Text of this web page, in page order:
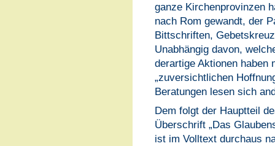
ganze Kirchenprovinzen
nach Rom gewandt, der
Bittschriften,
Unabhängig davon,
derartige Aktionen haben
„zuversichtlichen
Beratungen lesen sich
Dem folgt der Hauptteil
Überschrift „Das
ist im Volltext durchaus